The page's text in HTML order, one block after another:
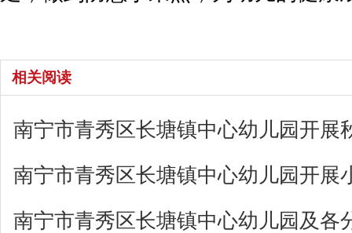
相关阅读
南宁市青秀区长塘镇中心幼儿园开展
南宁市青秀区长塘镇中心幼儿园开展
南宁市青秀区长塘镇中心幼儿园及各